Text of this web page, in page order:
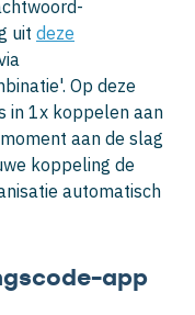
uit deze
Op deze
in 1x koppelen aan
aan de slag
koppeling de
automatisch
app